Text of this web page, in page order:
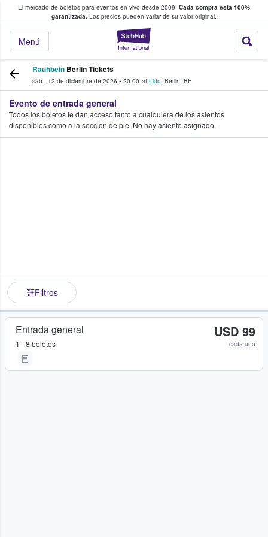
El mercado de boletos para eventos en vivo desde 2009. Cada compra está 100%
garantizada. Los precios pueden variar de su valor original.
StubHub: donde
Menú
fans compran y venden boletos
Rauhbein Berlin Tickets
sáb., 12 de diciembre de 2026 • 20:00 at Lido, Berlin, BE
Evento de entrada general
Todos los boletos te dan acceso tanto a cualquiera de los asientos
disponibles como a la sección de pie. No hay asiento asignado.
Filtros
Entrada general
1 - 8 boletos
USD 99
cada uno